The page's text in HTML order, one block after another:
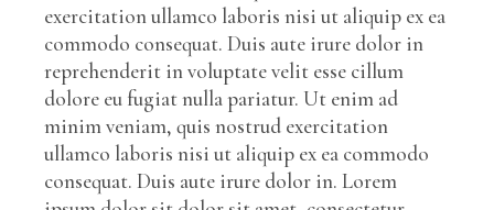
exercitation ullamco laboris nisi ut aliquip ex ea
commodo consequat. Duis aute irure dolor in
reprehenderit in voluptate velit esse cillum
dolore eu fugiat nulla pariatur. Ut enim ad
minim veniam, quis nostrud exercitation
ullamco laboris nisi ut aliquip ex ea commodo
consequat. Duis aute irure dolor in. Lorem